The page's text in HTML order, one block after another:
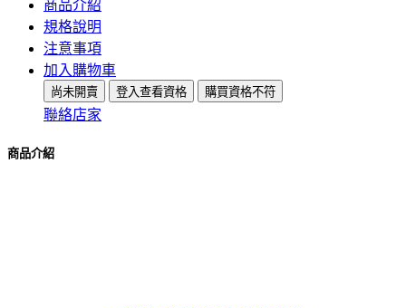
商品介紹
規格說明
注意事項
加入購物車
尚未開賣 登入查看資格 購買資格不符
聯絡店家
商品介紹